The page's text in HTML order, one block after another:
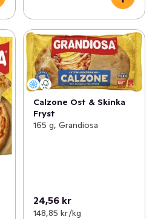
Calzone Ost & Skinka
Fryst
165 g, Grandiosa
24,56 kr
148,85 kr /kg